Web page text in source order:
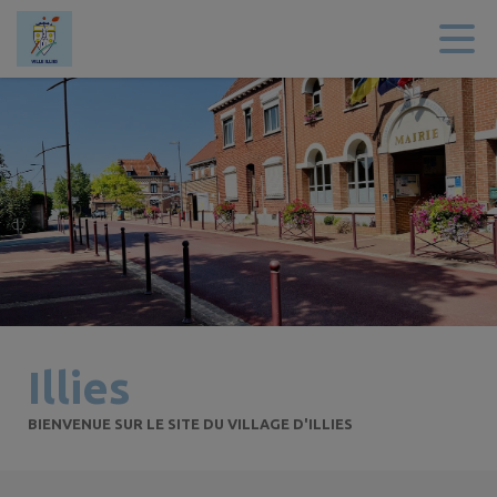
Contenu
Illies
BIENVENUE SUR LE SITE DU VILLAGE D'ILLIES